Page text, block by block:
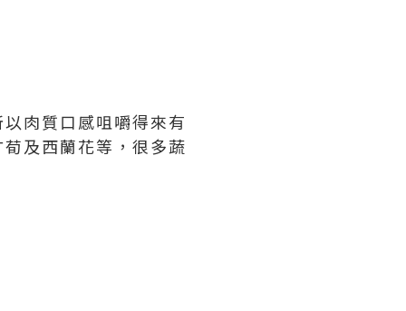
肉質口感咀嚼得來有
及西蘭花等，很多蔬